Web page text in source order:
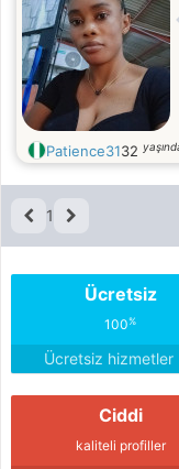
Patience3132
1
Ücretsiz
100%
Ücretsiz hizmetler
Ciddi
kaliteli profiller